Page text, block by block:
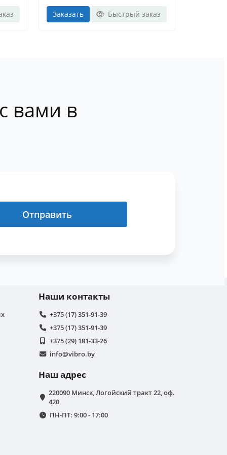
Заказать Быстрый заказ
вами в
Отправить
Наши контакты
+375 (17) 351-91-39
+375 (17) 351-91-39
+375 (29) 181-33-26
info@vibro.by
Наш адрес
220090 Минск, Логойский тракт 22, оф.
420
ПН-ПТ: 9:00 - 17:00